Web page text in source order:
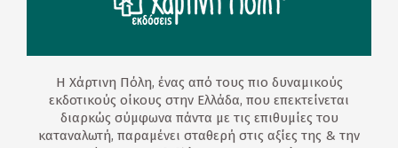
Η Χάρτινη Πόλη, ένας από τους πιο δυναμικούς
εκδοτικούς οίκους στην Ελλάδα, που επεκτείνεται
διαρκώς σύμφωνα πάντα με τις επιθυμίες του
καταναλωτή, παραμένει σταθερή στις αξίες της & την